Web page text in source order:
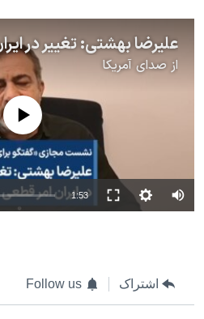
از صدای آمریکا
currently available
1:53
اشتراک Follow us